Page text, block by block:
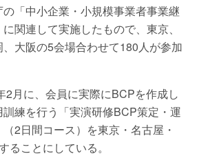
「中小企業・小規模事業者事業継
関連して実施したもので、東京、
大阪の5会場合わせて180人が参加
2月に、会員に実際にBCPを作成し
練を行う「実演研修BCP策定・運
2日間コース）を東京・名古屋・
ることにしている。